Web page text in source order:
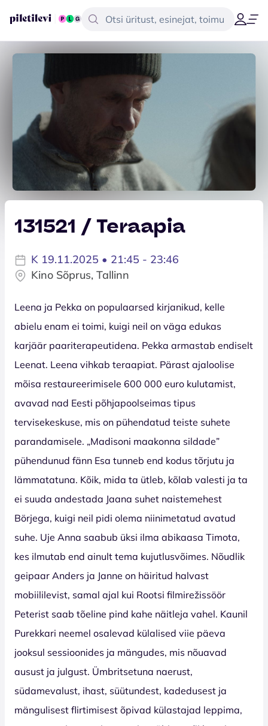
131521 / Teraapia
K 19.11.2025 • 21:45 - 23:46
Kino Sõprus, Tallinn
Leena ja Pekka on populaarsed kirjanikud, kelle
abielu enam ei toimi, kuigi neil on väga edukas
karjäär paariterapeutidena. Pekka armastab endiselt
Leenat. Leena vihkab teraapiat. Pärast ajaloolise
mõisa restaureerimisele 600 000 euro kulutamist,
avavad nad Eesti põhjapoolseimas tipus
tervisekeskuse, mis on pühendatud teiste suhete
parandamisele. „Madisoni maakonna sildade”
pühendunud fänn Esa tunneb end kodus tõrjutu ja
lämmatatuna. Kõik, mida ta ütleb, kõlab valesti ja ta
ei suuda andestada Jaana suhet naistemehest
Börjega, kuigi neil pidi olema niinimetatud avatud
suhe. Uje Anna saabub üksi ilma abikaasa Timota,
kes ilmutab end ainult tema kujutlusvõimes. Nõudlik
geipaar Anders ja Janne on häiritud halvast
mobiililevist, samal ajal kui Rootsi filmirežissöör
Peterist saab tõeline pind kahe näitleja vahel. Kaunil
Purekkari neemel osalevad külalised viie päeva
jooksul sessioonides ja mängudes, mis nõuavad
ausust ja julgust. Ümbritsetuna naerust,
südamevalust, ihast, süütundest, kadedusest ja
mängulisest flirtimisest õpivad külastajad leppima,